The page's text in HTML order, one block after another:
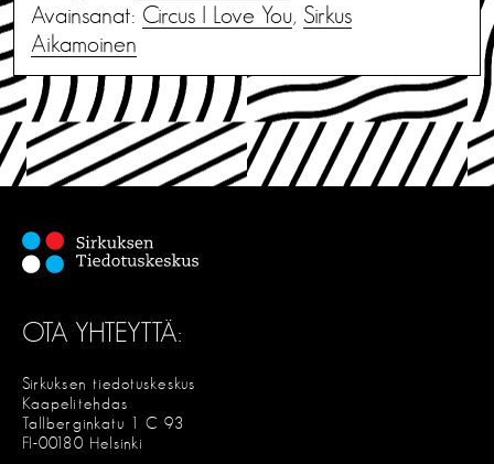
Avainsanat: Circus I Love You, Sirkus
Aikamoinen
OTA YHTEYTTÄ:
Sirkuksen tiedotuskeskus
Kaapelitehdas
Tallberginkatu 1 C 93
FI-00180 Helsinki